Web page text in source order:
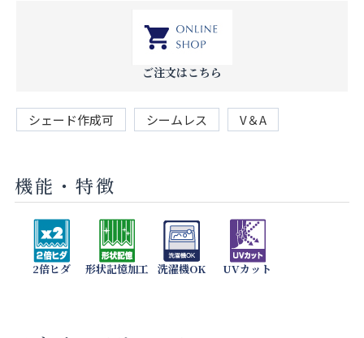
ご注文はこちら
シェード作成可 シームレス V＆A
機能・特徴
2倍ヒダ 形状記憶加工 洗濯機OK UVカット